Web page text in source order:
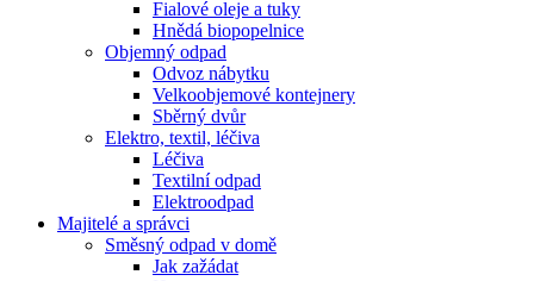
Fialové oleje a tuky
Hnědá biopopelnice
Objemný odpad
Odvoz nábytku
Velkoobjemové kontejnery
Sběrný dvůr
Elektro, textil, léčiva
Léčiva
Textilní odpad
Elektroodpad
Majitelé a správci
Směsný odpad v domě
Jak zažádat